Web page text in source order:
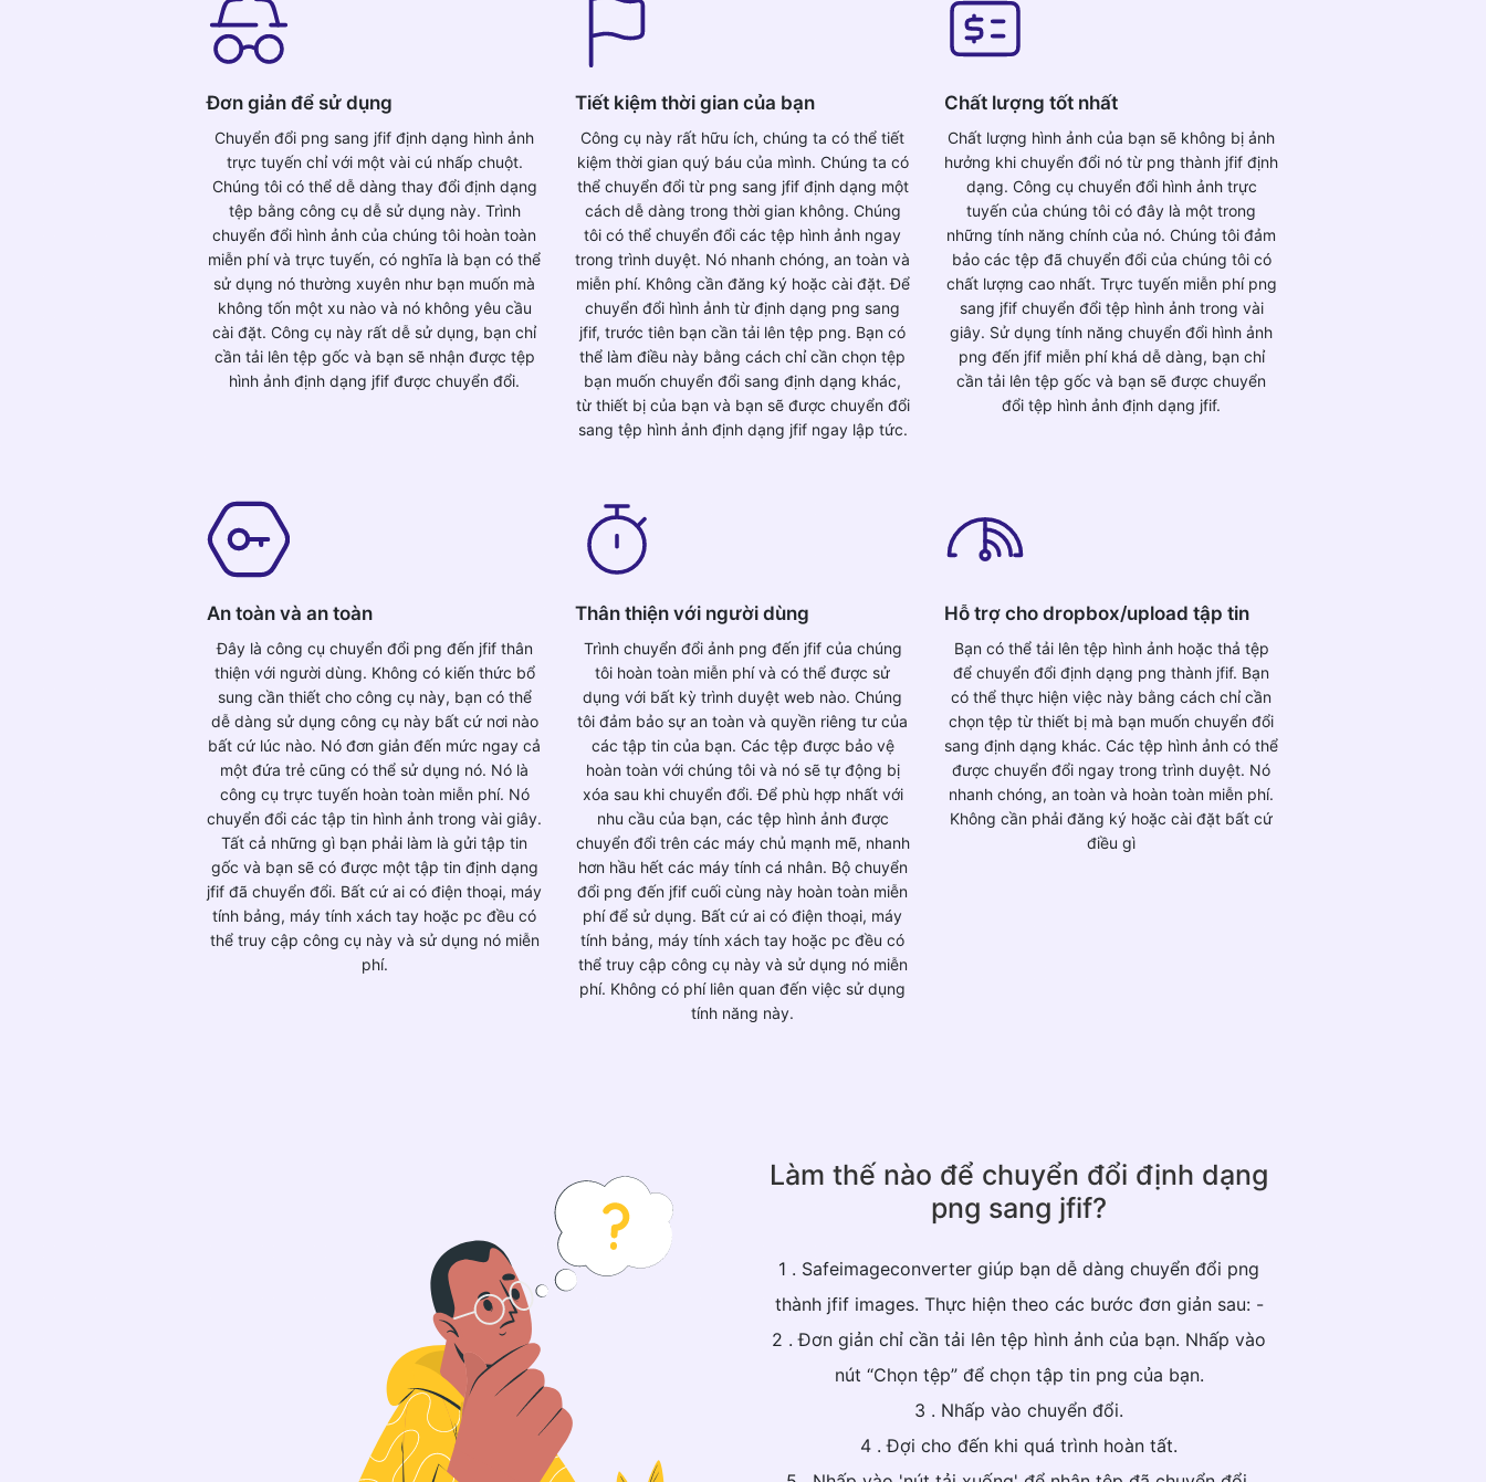
Đơn giản để sử dụng
Chuyển đổi png sang jfif định dạng hình ảnh
trực tuyến chỉ với một vài cú nhấp chuột.
Chúng tôi có thể dễ dàng thay đổi định dạng
tệp bằng công cụ dễ sử dụng này. Trình
chuyển đổi hình ảnh của chúng tôi hoàn toàn
miễn phí và trực tuyến, có nghĩa là bạn có thể
sử dụng nó thường xuyên như bạn muốn mà
không tốn một xu nào và nó không yêu cầu
cài đặt. Công cụ này rất dễ sử dụng, bạn chỉ
cần tải lên tệp gốc và bạn sẽ nhận được tệp
hình ảnh định dạng jfif được chuyển đổi.
Tiết kiệm thời gian của bạn
Công cụ này rất hữu ích, chúng ta có thể tiết
kiệm thời gian quý báu của mình. Chúng ta có
thể chuyển đổi từ png sang jfif định dạng một
cách dễ dàng trong thời gian không. Chúng
tôi có thể chuyển đổi các tệp hình ảnh ngay
trong trình duyệt. Nó nhanh chóng, an toàn và
miễn phí. Không cần đăng ký hoặc cài đặt. Để
chuyển đổi hình ảnh từ định dạng png sang
jfif, trước tiên bạn cần tải lên tệp png. Bạn có
thể làm điều này bằng cách chỉ cần chọn tệp
bạn muốn chuyển đổi sang định dạng khác,
từ thiết bị của bạn và bạn sẽ được chuyển đổi
sang tệp hình ảnh định dạng jfif ngay lập tức.
Chất lượng tốt nhất
Chất lượng hình ảnh của bạn sẽ không bị ảnh
hưởng khi chuyển đổi nó từ png thành jfif định
dạng. Công cụ chuyển đổi hình ảnh trực
tuyến của chúng tôi có đây là một trong
những tính năng chính của nó. Chúng tôi đảm
bảo các tệp đã chuyển đổi của chúng tôi có
chất lượng cao nhất. Trực tuyến miễn phí png
sang jfif chuyển đổi tệp hình ảnh trong vài
giây. Sử dụng tính năng chuyển đổi hình ảnh
png đến jfif miễn phí khá dễ dàng, bạn chỉ
cần tải lên tệp gốc và bạn sẽ được chuyển
đổi tệp hình ảnh định dạng jfif.
An toàn và an toàn
Đây là công cụ chuyển đổi png đến jfif thân
thiện với người dùng. Không có kiến thức bổ
sung cần thiết cho công cụ này, bạn có thể
dễ dàng sử dụng công cụ này bất cứ nơi nào
bất cứ lúc nào. Nó đơn giản đến mức ngay cả
một đứa trẻ cũng có thể sử dụng nó. Nó là
công cụ trực tuyến hoàn toàn miễn phí. Nó
chuyển đổi các tập tin hình ảnh trong vài giây.
Tất cả những gì bạn phải làm là gửi tập tin
gốc và bạn sẽ có được một tập tin định dạng
jfif đã chuyển đổi. Bất cứ ai có điện thoại, máy
tính bảng, máy tính xách tay hoặc pc đều có
thể truy cập công cụ này và sử dụng nó miễn
phí.
Thân thiện với người dùng
Trình chuyển đổi ảnh png đến jfif của chúng
tôi hoàn toàn miễn phí và có thể được sử
dụng với bất kỳ trình duyệt web nào. Chúng
tôi đảm bảo sự an toàn và quyền riêng tư của
các tập tin của bạn. Các tệp được bảo vệ
hoàn toàn với chúng tôi và nó sẽ tự động bị
xóa sau khi chuyển đổi. Để phù hợp nhất với
nhu cầu của bạn, các tệp hình ảnh được
chuyển đổi trên các máy chủ mạnh mẽ, nhanh
hơn hầu hết các máy tính cá nhân. Bộ chuyển
đổi png đến jfif cuối cùng này hoàn toàn miễn
phí để sử dụng. Bất cứ ai có điện thoại, máy
tính bảng, máy tính xách tay hoặc pc đều có
thể truy cập công cụ này và sử dụng nó miễn
phí. Không có phí liên quan đến việc sử dụng
tính năng này.
Hỗ trợ cho dropbox/upload tập tin
Bạn có thể tải lên tệp hình ảnh hoặc thả tệp
để chuyển đổi định dạng png thành jfif. Bạn
có thể thực hiện việc này bằng cách chỉ cần
chọn tệp từ thiết bị mà bạn muốn chuyển đổi
sang định dạng khác. Các tệp hình ảnh có thể
được chuyển đổi ngay trong trình duyệt. Nó
nhanh chóng, an toàn và hoàn toàn miễn phí.
Không cần phải đăng ký hoặc cài đặt bất cứ
điều gì
Làm thế nào để chuyển đổi định dạng
png sang jfif?
1 . Safeimageconverter giúp bạn dễ dàng chuyển đổi png
thành jfif images. Thực hiện theo các bước đơn giản sau: -
2 . Đơn giản chỉ cần tải lên tệp hình ảnh của bạn. Nhấp vào
nút “Chọn tệp” để chọn tập tin png của bạn.
3 . Nhấp vào chuyển đổi.
4 . Đợi cho đến khi quá trình hoàn tất.